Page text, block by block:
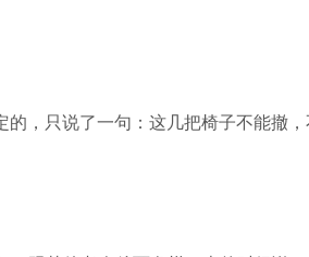
，只说了一句：这几把椅子不能撤，